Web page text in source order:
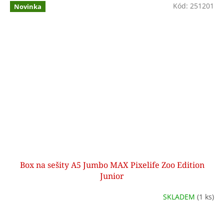
Novinka
Box na sešity A5 Jumbo MAX Pixelife Zoo Edition
Junior
SKLADEM (1 ks)
Kód: 251201